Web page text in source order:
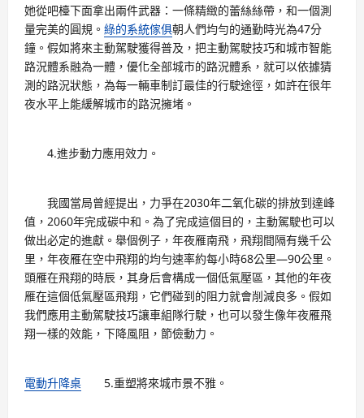
她從吧檯下面拿出兩件武器：一條精緻的蕾絲絲帶，和一個測
量完美的圓規。 綠的系統傢俱朝人們均勻的通勤時光為47分
鐘。假如將來主動駕駛獲得普及，把主動駕駛技巧和城市智能
路況體系融為一體，優化全部城市的路況體系，就可以依據猜
測的路況狀態，為每一輛車制訂最佳的行駛途徑，如許在很年
夜水平上能緩解城市的路況擁堵。
4.進步動力應用效力。
我國當局曾經提出，力爭在2030年二氧化碳的排放到達峰
值，2060年完成碳中和。為了完成這個目的，主動駕駛也可以
做出必定的進獻。舉個例子，年夜雁南飛，飛翔間隔有幾千公
里，年夜雁在空中飛翔的均勻速率約每小時68公里—90公里。
頭雁在飛翔的時辰，其身后會構成一個低氣壓區，其他的年夜
雁在這個低氣壓區飛翔，它們碰到的阻力就會削減良多。假如
我們應用主動駕駛技巧讓車組隊行駛，也可以發生像年夜雁飛
翔一樣的效能，下降風阻，節儉動力。
電動升降桌 5.重塑將來城市景不雅。